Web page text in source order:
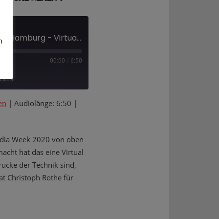
In der Berggondel über Hamburg - Virtual Reality
00:00 / 6:50
| Audiolänge: 6:50 |
Week 2020 von oben
hat das eine Virtual
der Technik sind,
Christoph Rothe für